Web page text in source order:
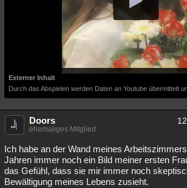
Externer Inhalt
Durch das Abspielen werden Daten an Youtube übermittelt
Doors
ehemaliges Mitglied
Ich habe an der Wand meines
Jahren immer noch ein Bild meiner ersten
das Gefühl, dass sie mir immer noch
Bewältigung meines Lebens zusieht.